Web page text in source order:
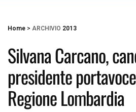
Home > ARCHIVIO 2013
Silvana Carcano,
presidente
Regione Lombardia